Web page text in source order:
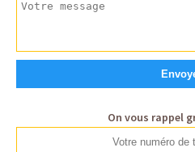
On vous rappel